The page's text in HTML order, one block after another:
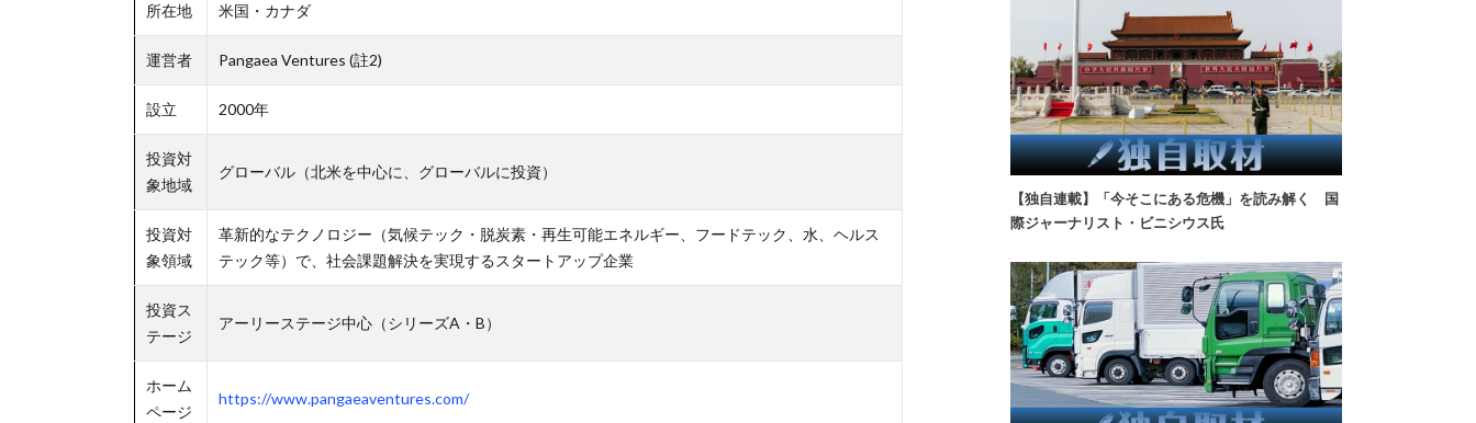
所在地 米国・カナダ
運営者 Pangaea Ventures (註2)
設立 2000年
投資対
象地域
グローバル（北米を中心に、グローバルに投資）
投資対
象領域
革新的なテクノロジー（気候テック・脱炭素・再生可能エネルギー、フードテック、水、ヘルス
テック等）で、社会課題解決を実現するスタートアップ企業
投資ス
テージ
アーリーステージ中心（シリーズA・B）
ホーム
ページ
https://www.pangaeaventures.com/
【独自連載】「今そこにある危機」を読み解く 国
際ジャーナリスト・ビニシウス氏